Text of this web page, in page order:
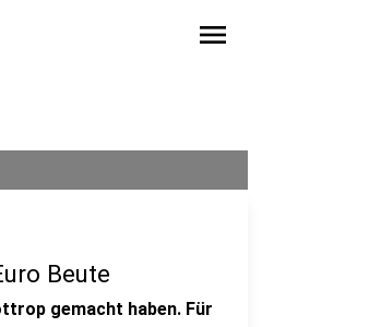
menu
Beute
gemacht haben. Für